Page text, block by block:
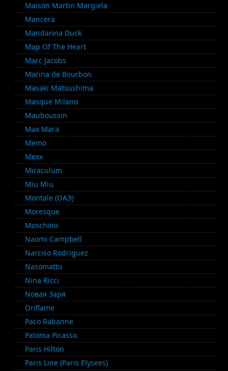
Maison Martin Margiela
Mancera
Mandarina Duck
Map Of The Heart
Marc Jacobs
Marina de Bourbon
Masaki Matsushima
Masque Milano
Mauboussin
Max Mara
Memo
Mexx
Miraculum
Miu Miu
Montale (ОАЭ)
Moresque
Moschino
Naomi Campbell
Narciso Rodriguez
Nasomatto
Nina Ricci
Nовая Заря
Oriflame
Paco Rabanne
Paloma Picasso
Paris Hilton
Paris Line (Paris Elysees)